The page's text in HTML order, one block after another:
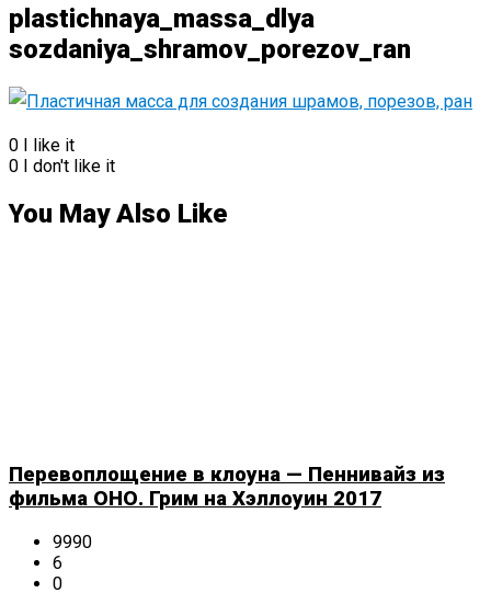
plastichnaya_massa_dlya
sozdaniya_shramov_porezov_ran
0 I like it
0 I don't like it
You May Also Like
Перевоплощение в клоуна — Пеннивайз из
фильма ОНО. Грим на Хэллоуин 2017
9990
6
0